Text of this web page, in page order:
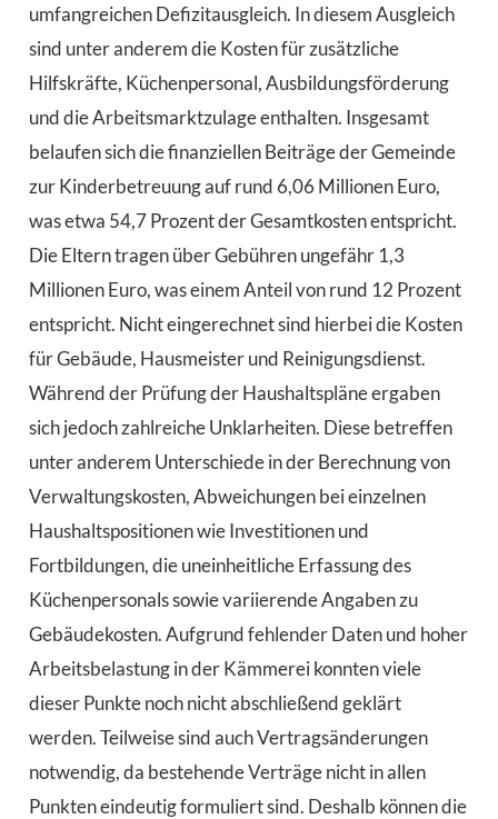
umfangreichen Defizitausgleich. In diesem Ausgleich
sind unter anderem die Kosten für zusätzliche
Hilfskräfte, Küchenpersonal, Ausbildungsförderung
und die Arbeitsmarktzulage enthalten. Insgesamt
belaufen sich die finanziellen Beiträge der Gemeinde
zur Kinderbetreuung auf rund 6,06 Millionen Euro,
was etwa 54,7 Prozent der Gesamtkosten entspricht.
Die Eltern tragen über Gebühren ungefähr 1,3
Millionen Euro, was einem Anteil von rund 12 Prozent
entspricht. Nicht eingerechnet sind hierbei die Kosten
für Gebäude, Hausmeister und Reinigungsdienst.
Während der Prüfung der Haushaltspläne ergaben
sich jedoch zahlreiche Unklarheiten. Diese betreffen
unter anderem Unterschiede in der Berechnung von
Verwaltungskosten, Abweichungen bei einzelnen
Haushaltspositionen wie Investitionen und
Fortbildungen, die uneinheitliche Erfassung des
Küchenpersonals sowie variierende Angaben zu
Gebäudekosten. Aufgrund fehlender Daten und hoher
Arbeitsbelastung in der Kämmerei konnten viele
dieser Punkte noch nicht abschließend geklärt
werden. Teilweise sind auch Vertragsänderungen
notwendig, da bestehende Verträge nicht in allen
Punkten eindeutig formuliert sind. Deshalb können die